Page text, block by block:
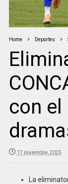
Home Deportes
con el
17 noviembre, 2025
La